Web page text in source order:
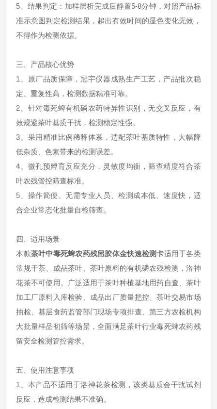
5、结果判定：加样层析完成后静置5-8分钟，对照产品标
准示意图判定检测结果，超出有效时间的显色变化无效，
不得作为检测依据。
三、产品核心优势
1、原厂品质保障，冠宇仪器成熟生产工艺，产品批次稳
定、重复性高，检测数据精准可靠。
2、针对毒死蜱有机磷农药特异性识别，无交叉反应，有
效规避茶叶基质干扰，检测稳定性强。
3、采用精准比例稀释体系，适配茶叶基质特性，大幅降
低杂质、色素带来的检测误差。
4、微孔预孵育反应充分，灵敏度均衡，筛查精度符合茶
叶农残管控筛查标准。
5、操作简便、无需专业人员、检测成本低、速度快，适
合企业常态化批量自检筛查。
四、适用场景
本款茶叶中毒死蜱农药残留胶体金快速检测卡适用于各类
常规干茶、成品茶叶、茶叶原料的有机磷农残检测，洛神
花茶不可使用。广泛适用于茶叶种植基地用药自查、茶叶
加工厂原料入库检验、成品出厂质量把控、茶叶交易市场
抽检、基层食药监管部门现场专项排查、第三方农检机构
大批量样品初筛等场景，全面满足茶叶行业毒死蜱农药残
留安全检测管控需求。
五、使用注意事项
1、本产品不适用于洛神花茶检测，该类基质会干扰试剂
反应，造成检测结果不准确。